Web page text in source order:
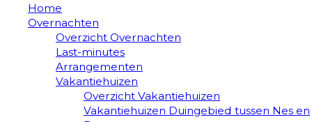
Home
Overnachten
Overzicht Overnachten
Last-minutes
Arrangementen
Vakantiehuizen
Overzicht Vakantiehuizen
Vakantiehuizen Duingebied tussen Nes en